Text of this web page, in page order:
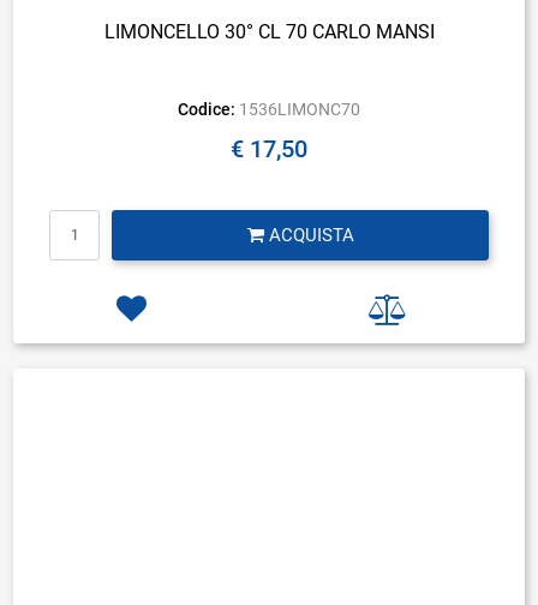
LIMONCELLO 30° CL 70 CARLO MANSI
Codice: 1536LIMONC70
€ 17,50
ACQUISTA